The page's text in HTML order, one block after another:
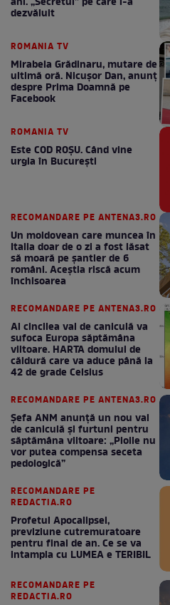
dezvăluit
ROMANIA TV
Mirabela Grădinaru, mutare de
ultimă oră. Nicuşor Dan, anunţ
despre Prima Doamnă pe
Facebook
ROMANIA TV
Este COD ROŞU. Când vine
urgia în Bucureşti
RECOMANDARE PE ANTENA3.RO
Un moldovean care muncea în
Italia doar de o zi a fost lăsat
să moară pe şantier de 6
români. Aceștia riscă acum
închisoarea
RECOMANDARE PE ANTENA3.RO
Al cincilea val de caniculă va
sufoca Europa săptămâna
viitoare. HARTA domului de
căldură care va aduce până la
42 de grade Celsius
RECOMANDARE PE ANTENA3.RO
Șefa ANM anunță un nou val
de caniculă și furtuni pentru
săptămâna viitoare: „Ploile nu
vor putea compensa seceta
pedologică”
RECOMANDARE PE
REDACTIA.RO
Profetul Apocalipsei,
previziune cutremuratoare
pentru final de an. Ce se va
intampla cu LUMEA e TERIBIL
RECOMANDARE PE
REDACTIA.RO